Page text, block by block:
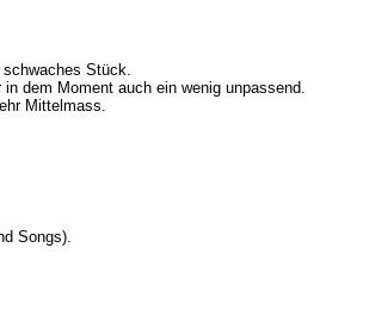
Stück.
dem Moment auch ein wenig unpassend.
Mittelmass.
Songs).